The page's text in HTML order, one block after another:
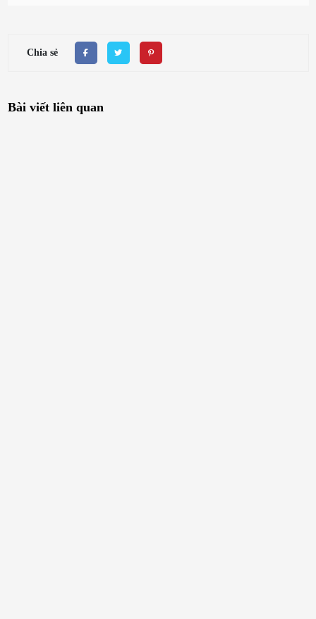
Chia sẻ
Bài viết liên quan